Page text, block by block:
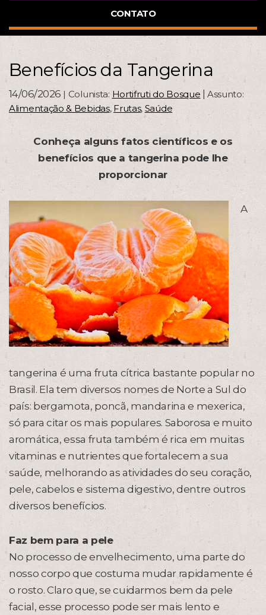
CONTATO
Benefícios da Tangerina
14/06/2026 | Colunista: Hortifruti do Bosque
Assunto:
Alimentação & Bebidas, Frutas, Saúde
Conheça alguns fatos científicos e os
benefícios que a tangerina pode lhe
proporcionar
A
tangerina é uma fruta cítrica bastante popular no
Brasil. Ela tem diversos nomes de Norte a Sul do
país: bergamota, poncã, mandarina e mexerica,
só para citar os mais populares. Saborosa e muito
aromática, essa fruta também é rica em muitas
vitaminas e nutrientes que fortalecem a sua
saúde, melhorando as atividades do seu coração,
pele, cabelos e sistema digestivo, dentre outros
diversos benefícios.
Faz bem para a pele
No processo de envelhecimento, uma parte do
nosso corpo que costuma mudar rapidamente é
o rosto. Claro que, se cuidarmos bem da pele
facial, esse processo pode ser mais lento e